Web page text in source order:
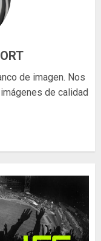
de imagen. Nos
de calidad